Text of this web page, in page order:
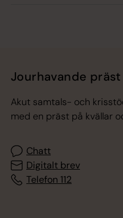
Jourhavande präst
Akut samtals- och
med en präst på kvällar
Chatt
Digitalt brev
Telefon 112